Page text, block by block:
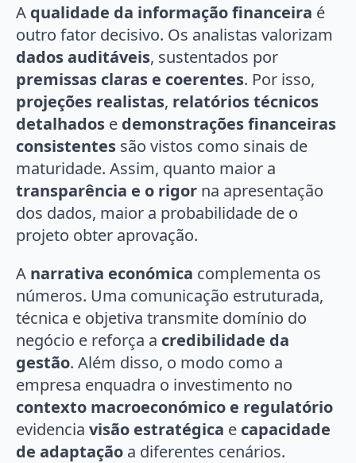
A qualidade da informação financeira é
outro fator decisivo. Os analistas valorizam
dados auditáveis, sustentados por
premissas claras e coerentes. Por isso,
projeções realistas, relatórios técnicos
detalhados e demonstrações financeiras
consistentes são vistos como sinais de
maturidade. Assim, quanto maior a
transparência e o rigor na apresentação
dos dados, maior a probabilidade de o
projeto obter aprovação.
A narrativa económica complementa os
números. Uma comunicação estruturada,
técnica e objetiva transmite domínio do
negócio e reforça a credibilidade da
gestão. Além disso, o modo como a
empresa enquadra o investimento no
contexto macroeconómico e regulatório
evidencia visão estratégica e capacidade
de adaptação a diferentes cenários.